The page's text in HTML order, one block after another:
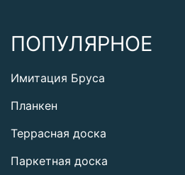
ПОПУЛЯРНОЕ
Имитация Бруса
Планкен
Террасная доска
Паркетная доска